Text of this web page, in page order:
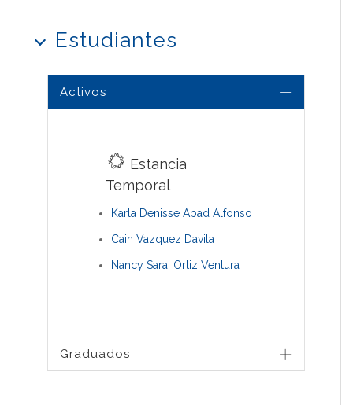
Estudiantes
Activos
Estancia
Temporal
Karla Denisse Abad Alfonso
Cain Vazquez Davila
Nancy Sarai Ortiz Ventura
Graduados